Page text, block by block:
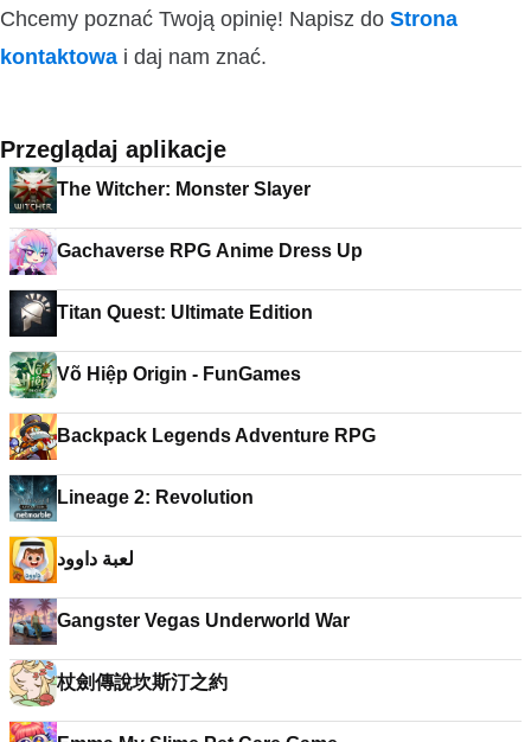
Chcemy poznać Twoją opinię! Napisz do Strona
kontaktowa i daj nam znać.
Przeglądaj aplikacje
The Witcher: Monster Slayer
Gachaverse RPG Anime Dress Up
Titan Quest: Ultimate Edition
Võ Hiệp Origin - FunGames
Backpack Legends Adventure RPG
Lineage 2: Revolution
لعبة داوود
Gangster Vegas Underworld War
杖劍傳說坎斯汀之約